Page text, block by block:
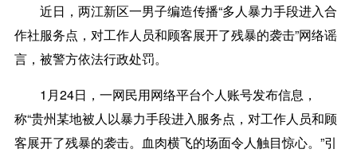
近日，两江新区一男子编造传播“多人暴力手段进入合
作社服务点，对工作人员和顾客展开了残暴的袭击”网络谣
言，被警方依法行政处罚。
1月24日，一网民用网络平台个人账号发布信息，
称“贵州某地被人以暴力手段进入服务点，对工作人员和顾
客展开了残暴的袭击。血肉横飞的场面令人触目惊心。”引